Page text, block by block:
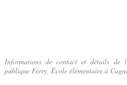
Informations de contact et détails de
publique Ferry, École élémentaire à